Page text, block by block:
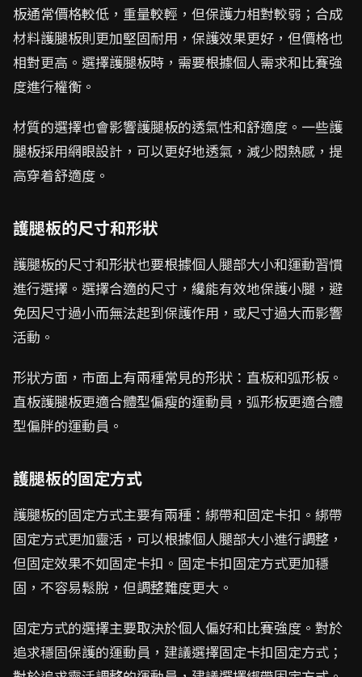
板通常價格較低，重量較輕，但保護力相對較弱；合成
材料護腿板則更加堅固耐用，保護效果更好，但價格也
相對更高。選擇護腿板時，需要根據個人需求和比賽強
度進行權衡。
材質的選擇也會影響護腿板的透氣性和舒適度。一些護
腿板採用網眼設計，可以更好地透氣，減少悶熱感，提
高穿着舒適度。
護腿板的尺寸和形狀
護腿板的尺寸和形狀也要根據個人腿部大小和運動習慣
進行選擇。選擇合適的尺寸，纔能有效地保護小腿，避
免因尺寸過小而無法起到保護作用，或尺寸過大而影響
活動。
形狀方面，市面上有兩種常見的形狀：直板和弧形板。
直板護腿板更適合體型偏瘦的運動員，弧形板更適合體
型偏胖的運動員。
護腿板的固定方式
護腿板的固定方式主要有兩種：綁帶和固定卡扣。綁帶
固定方式更加靈活，可以根據個人腿部大小進行調整，
但固定效果不如固定卡扣。固定卡扣固定方式更加穩
固，不容易鬆脫，但調整難度更大。
固定方式的選擇主要取決於個人偏好和比賽強度。對於
追求穩固保護的運動員，建議選擇固定卡扣固定方式；